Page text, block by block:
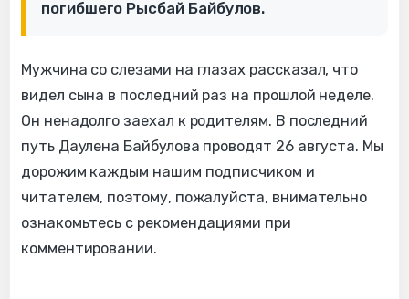
погибшего Рысбай Байбулов.
Мужчина со слезами на глазах рассказал, что
видел сына в последний раз на прошлой неделе.
Он ненадолго заехал к родителям. В последний
путь Даулена Байбулова проводят 26 августа. Мы
дорожим каждым нашим подписчиком и
читателем, поэтому, пожалуйста, внимательно
ознакомьтесь с рекомендациями при
комментировании.